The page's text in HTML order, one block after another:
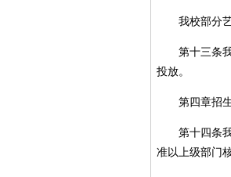
我校部分艺
第十三条我
投放。
第四章招生
第十四条我
准以上级部门